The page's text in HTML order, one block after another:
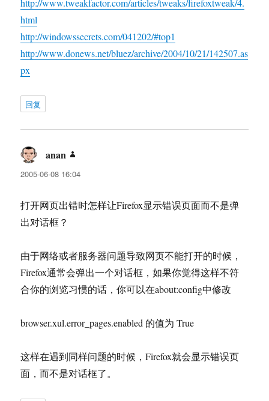
http://www.tweakfactor.com/articles/tweaks/firefoxtweak/4.
html
http://windowssecrets.com/041202/#top1
http://www.donews.net/bluez/archive/2004/10/21/142507.as
px
回复
anan
道：
2005-06-08 16:04
打开网页出错时怎样让Firefox显示错误页面而不是弹
出对话框？
由于网络或者服务器问题导致网页不能打开的时候，
Firefox通常会弹出一个对话框，如果你觉得这样不符
合你的浏览习惯的话，你可以在about:config中修改
browser.xul.error_pages.enabled 的值为 True
这样在遇到同样问题的时候，Firefox就会显示错误页
面，而不是对话框了。